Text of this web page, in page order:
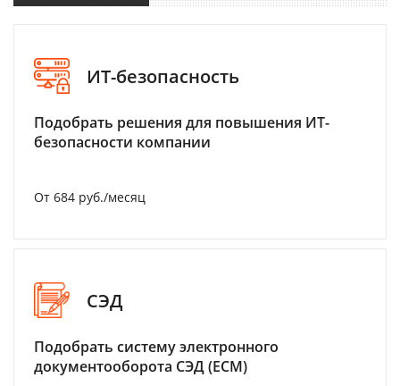
ИТ-безопасность
Подобрать решения для повышения ИТ-
безопасности компании
От 684 руб./месяц
СЭД
Подобрать систему электронного
документооборота СЭД (ECM)